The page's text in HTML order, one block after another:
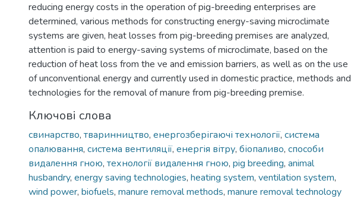
reducing energy costs in the operation of pig-breeding enterprises are
determined, various methods for constructing energy-saving microclimate
systems are given, heat losses from pig-breeding premises are analyzed,
attention is paid to energy-saving systems of microclimate, based on the
reduction of heat loss from the ve and emission barriers, as well as on the use
of unconventional energy and currently used in domestic practice, methods and
technologies for the removal of manure from pig-breeding premise.
Ключові слова
свинарство, тваринництво, енергозберігаючі технології, система
опалювання, система вентиляції, енергія вітру, біопаливо, способи
видалення гною, технології видалення гною, pig breeding, animal
husbandry, energy saving technologies, heating system, ventilation system,
wind power, biofuels, manure removal methods, manure removal technology